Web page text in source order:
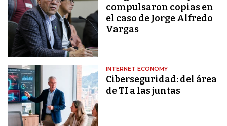
compulsaron copias en
el caso de Jorge Alfredo
Vargas
INTERNET ECONOMY
Ciberseguridad: del área
de TI a las juntas